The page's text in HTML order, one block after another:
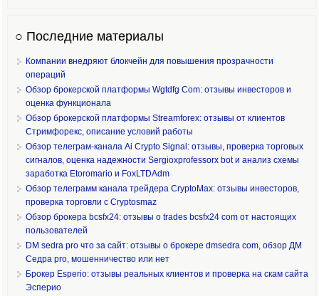
○ Последние материалы
Компании внедряют блокчейн для повышения прозрачности
операций
Обзор брокерской платформы Wgtdfg Com: отзывы инвесторов и
оценка функционала
Обзор брокерской платформы Streamforex: отзывы от клиентов
Стримфорекс, описание условий работы
Обзор телеграм-канала Ai Crypto Signal: отзывы, проверка торговых
сигналов, оценка надежности Sergioxprofessorx bot и анализ схемы
заработка Etoromario и FoxLTDAdm
Обзор телеграмм канала трейдера CryptoMax: отзывы инвесторов,
проверка торговли с Cryptosmaz
Обзор брокера bcsfx24: отзывы о trades bcsfx24 com от настоящих
пользователей
DM sedra pro что за сайт: отзывы о брокере dmsedra com, обзор ДМ
Седра pro, мошенничество или нет
Брокер Esperio: отзывы реальных клиентов и проверка на скам сайта
Эсперио